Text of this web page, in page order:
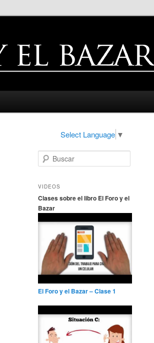
Select Language ▼
u
c
r
VIDEOS
Clases sobre el libro El Foro y el
Bazar
El Foro y el Bazar – Clase 1